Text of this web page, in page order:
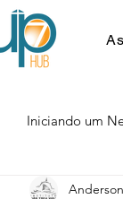
Iniciando um